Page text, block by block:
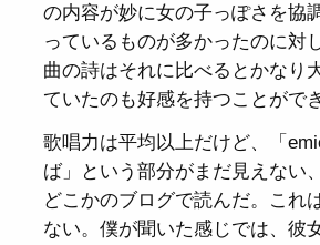
の内容が妙に女の子っぽさを協
っているものが多かったのに対
曲の詩はそれに比べるとかなり
ていたのも好感を持つことがで
歌唱力は平均以上だけど、「
ば」という部分がまだ見えない
どこかのブログで読んだ。これ
ない。僕が聞いた感じでは、彼